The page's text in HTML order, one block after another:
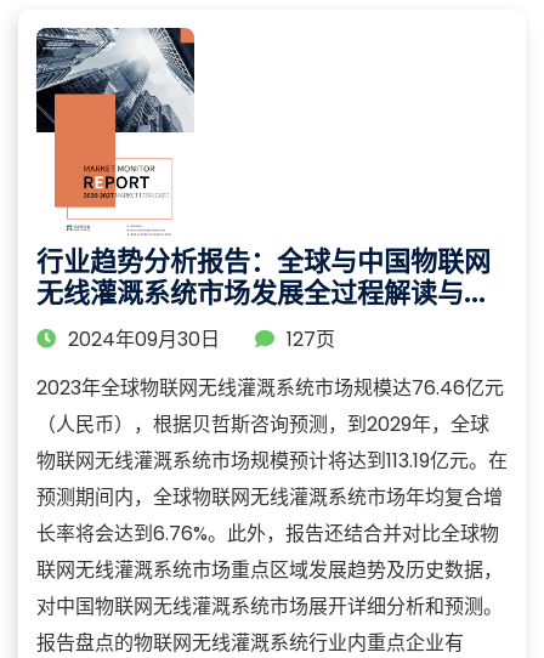
行业趋势分析报告：全球与中国物联网
无线灌溉系统市场发展全过程解读与前
景预测
2024年09月30日
127页
2023年全球物联网无线灌溉系统市场规模达76.46亿元
（人民币），根据贝哲斯咨询预测，到2029年，全球
物联网无线灌溉系统市场规模预计将达到113.19亿元。在
预测期间内，全球物联网无线灌溉系统市场年均复合增
长率将会达到6.76%。此外，报告还结合并对比全球物
联网无线灌溉系统市场重点区域发展趋势及历史数据，
对中国物联网无线灌溉系统市场展开详细分析和预测。
报告盘点的物联网无线灌溉系统行业内重点企业有